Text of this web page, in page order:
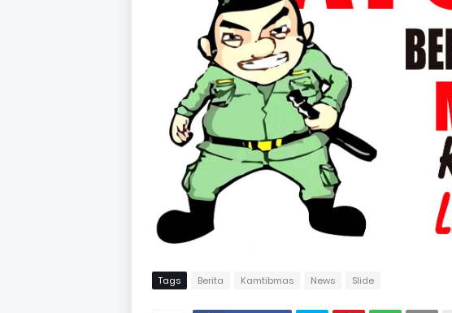
Tags Berita Kamtibmas News Slide